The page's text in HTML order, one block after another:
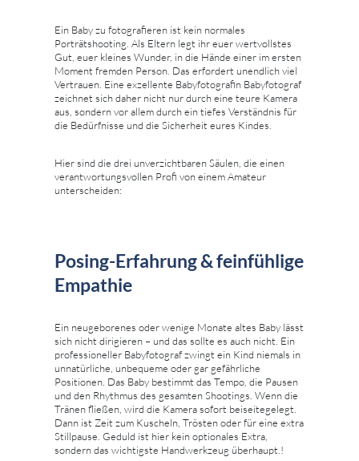
Ein Baby zu fotografieren ist kein normales
Porträtshooting. Als Eltern legt ihr euer wertvollstes
Gut, euer kleines Wunder, in die Hände einer im ersten
Moment fremden Person. Das erfordert unendlich viel
Vertrauen. Eine exzellente Babyfotografin Babyfotograf
zeichnet sich daher nicht nur durch eine teure Kamera
aus, sondern vor allem durch ein tiefes Verständnis für
die Bedürfnisse und die Sicherheit eures Kindes.
Hier sind die drei unverzichtbaren Säulen, die einen
verantwortungsvollen Profi von einem Amateur
unterscheiden:
Posing-Erfahrung & feinfühlige
Empathie
Ein neugeborenes oder wenige Monate altes Baby lässt
sich nicht dirigieren – und das sollte es auch nicht. Ein
professioneller Babyfotograf zwingt ein Kind niemals in
unnatürliche, unbequeme oder gar gefährliche
Positionen. Das Baby bestimmt das Tempo, die Pausen
und den Rhythmus des gesamten Shootings. Wenn die
Tränen fließen, wird die Kamera sofort beiseitegelegt.
Dann ist Zeit zum Kuscheln, Trösten oder für eine extra
Stillpause. Geduld ist hier kein optionales Extra,
sondern das wichtigste Handwerkzeug überhaupt.!